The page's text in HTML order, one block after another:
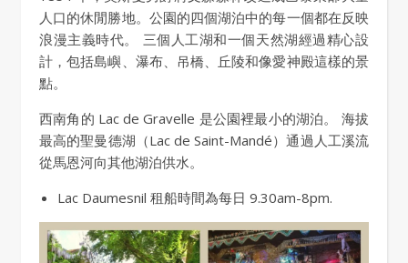
人口的休閒勝地。公園的四個湖泊中的每一個都在反映
浪漫主義時代。 三個人工湖和一個天然湖經過精心設
計，包括島嶼、瀑布、吊橋、丘陵和像愛神殿這樣的景
點。
西南角的 Lac de Gravelle 是公園裡最小的湖泊。 海拔
最高的聖曼德湖（Lac de Saint-Mandé）通過人工溪流
從馬恩河向其他湖泊供水。
Lac Daumesnil 租船時間為每日 9.30am-8pm.